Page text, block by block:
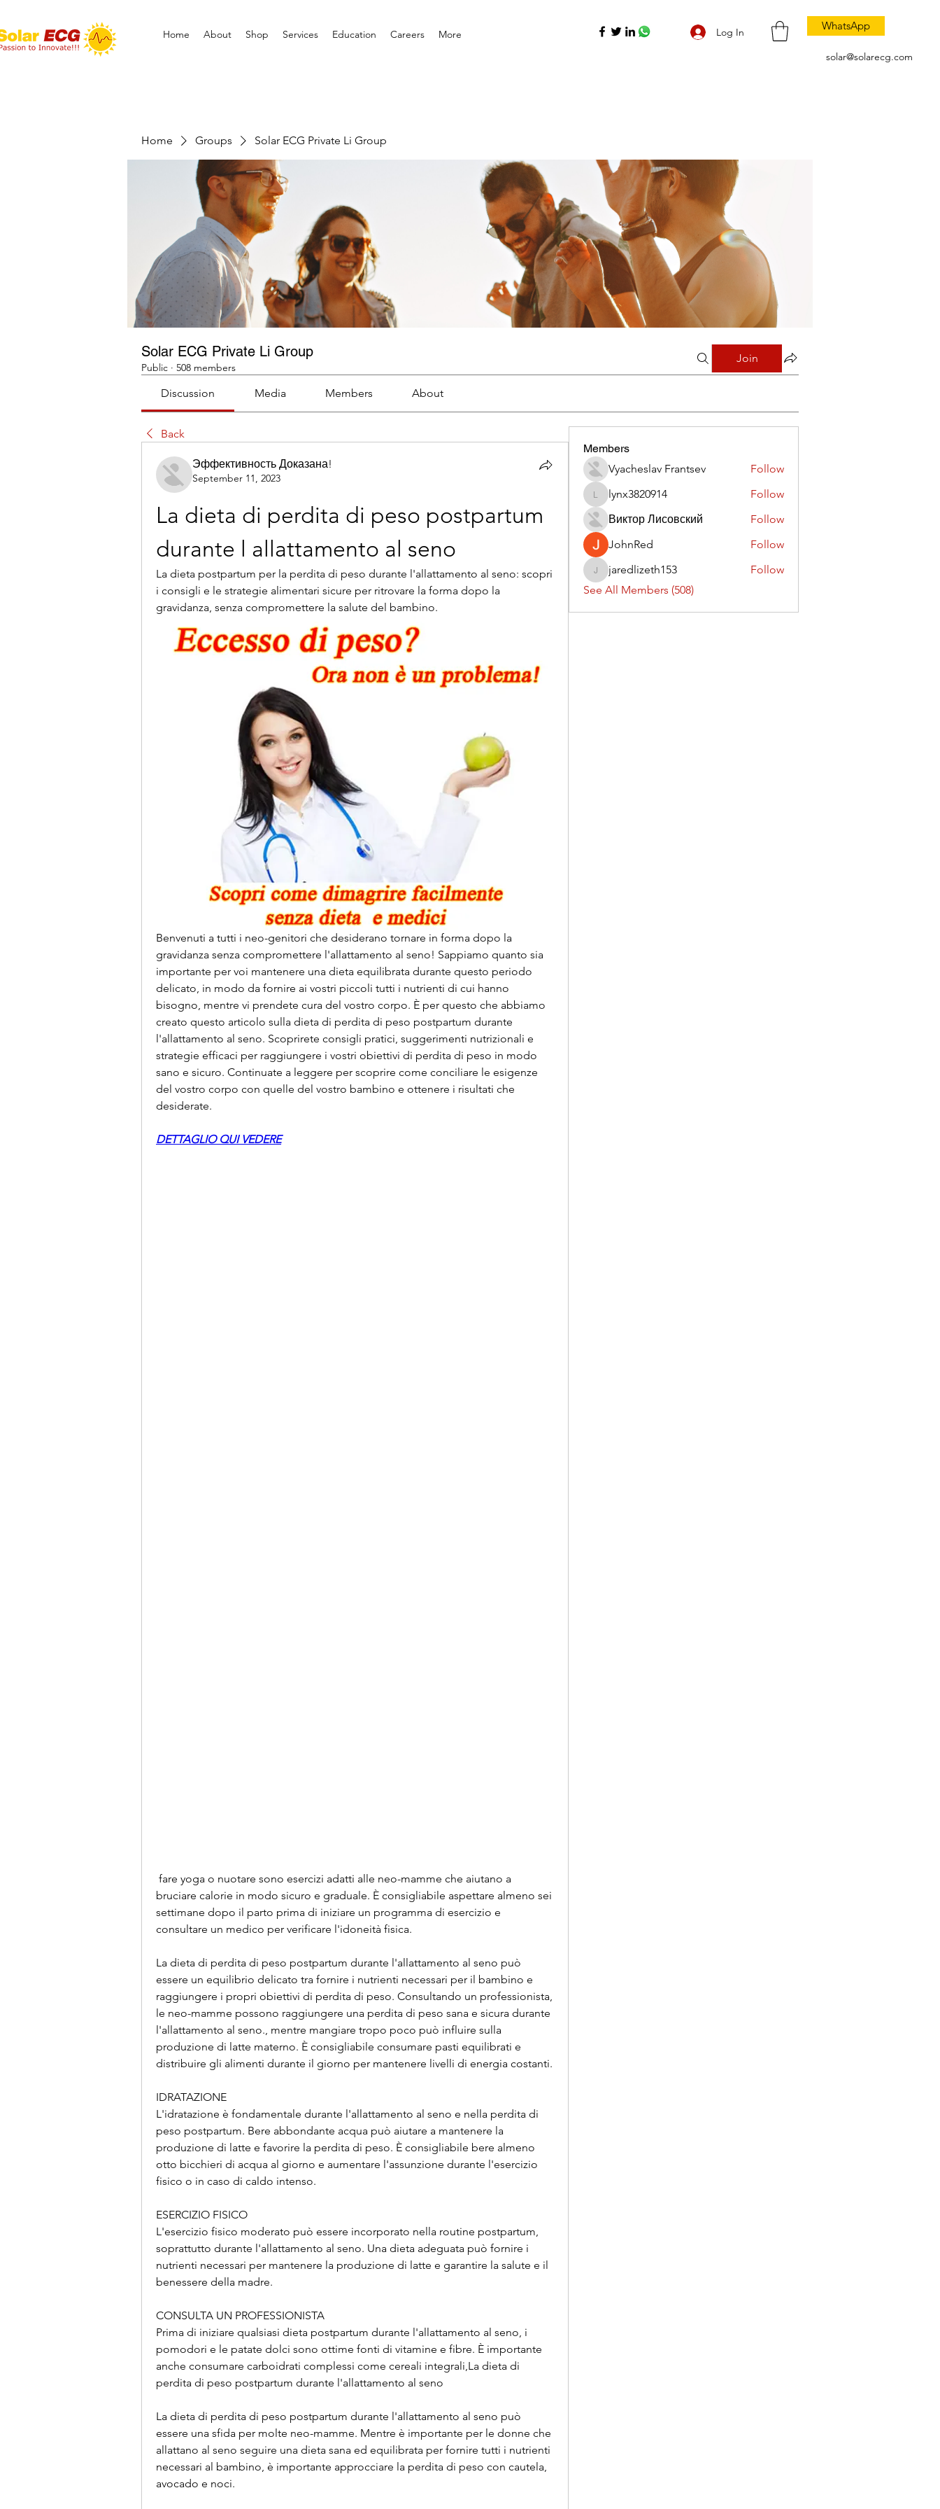
Home About Shop Services Education Careers More Log In WhatsApp
solar@solarecg.com
Home Groups Solar ECG Private Li Group
Solar ECG Private Li Group
Public · 508 members
Join
Discussion Media Members About
Back
Эффективность Доказана!
September 11, 2023
La dieta di perdita di peso postpartum
durante l allattamento al seno
La dieta postpartum per la perdita di peso durante l'allattamento al seno: scopri
i consigli e le strategie alimentari sicure per ritrovare la forma dopo la
gravidanza, senza compromettere la salute del bambino.
Benvenuti a tutti i neo-genitori che desiderano tornare in forma dopo la
gravidanza senza compromettere l'allattamento al seno! Sappiamo quanto sia
importante per voi mantenere una dieta equilibrata durante questo periodo
delicato, in modo da fornire ai vostri piccoli tutti i nutrienti di cui hanno
bisogno, mentre vi prendete cura del vostro corpo. È per questo che abbiamo
creato questo articolo sulla dieta di perdita di peso postpartum durante
l'allattamento al seno. Scoprirete consigli pratici, suggerimenti nutrizionali e
strategie efficaci per raggiungere i vostri obiettivi di perdita di peso in modo
sano e sicuro. Continuate a leggere per scoprire come conciliare le esigenze
del vostro corpo con quelle del vostro bambino e ottenere i risultati che
desiderate.
DETTAGLIO QUI VEDERE
bruciare calorie in modo sicuro e graduale. È consigliabile aspettare almeno sei
settimane dopo il parto prima di iniziare un programma di esercizio e
consultare un medico per verificare l'idoneità fisica.
La dieta di perdita di peso postpartum durante l'allattamento al seno può
essere un equilibrio delicato tra fornire i nutrienti necessari per il bambino e
raggiungere i propri obiettivi di perdita di peso. Consultando un professionista,
le neo-mamme possono raggiungere una perdita di peso sana e sicura durante
l'allattamento al seno., mentre mangiare tropo poco può influire sulla
produzione di latte materno. È consigliabile consumare pasti equilibrati e
distribuire gli alimenti durante il giorno per mantenere livelli di energia costanti.
IDRATAZIONE
L'idratazione è fondamentale durante l'allattamento al seno e nella perdita di
peso postpartum. Bere abbondante acqua può aiutare a mantenere la
produzione di latte e favorire la perdita di peso. È consigliabile bere almeno
otto bicchieri di acqua al giorno e aumentare l'assunzione durante l'esercizio
fisico o in caso di caldo intenso.
ESERCIZIO FISICO
L'esercizio fisico moderato può essere incorporato nella routine postpartum,
soprattutto durante l'allattamento al seno. Una dieta adeguata può fornire i
nutrienti necessari per mantenere la produzione di latte e garantire la salute e il
benessere della madre.
CONSULTA UN PROFESSIONISTA
Prima di iniziare qualsiasi dieta postpartum durante l'allattamento al seno, i
pomodori e le patate dolci sono ottime fonti di vitamine e fibre. È importante
anche consumare carboidrati complessi come cereali integrali,La dieta di
perdita di peso postpartum durante l'allattamento al seno
La dieta di perdita di peso postpartum durante l'allattamento al seno può
essere una sfida per molte neo-mamme. Mentre è importante per le donne che
allattano al seno seguire una dieta sana ed equilibrata per fornire tutti i nutrienti
necessari al bambino, è importante approcciare la perdita di peso con cautela,
avocado e noci.
Members
Vyacheslav Frantsev
Follow
lynx3820914
lynx3820914
Follow
Виктор Лисовский
Follow
JohnRed
Follow
jaredlizeth153
jaredlizeth153
Follow
See All Members (508)